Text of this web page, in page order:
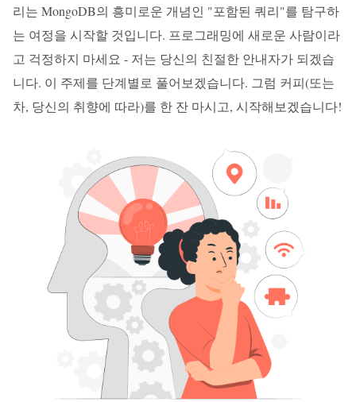
리는 MongoDB의 흥미로운 개념인 "포함된 쿼리"를 탐구하
는 여정을 시작할 것입니다. 프로그래밍에 새로운 사람이라
고 걱정하지 마세요 - 저는 당신의 친절한 안내자가 되겠습
니다. 이 주제를 단계별로 풀어보겠습니다. 그럼 커피(또는
차, 당신의 취향에 따라)를 한 잔 마시고, 시작해보겠습니다!